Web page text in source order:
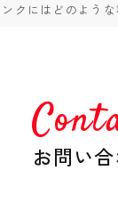
クにはどのよう
お問い